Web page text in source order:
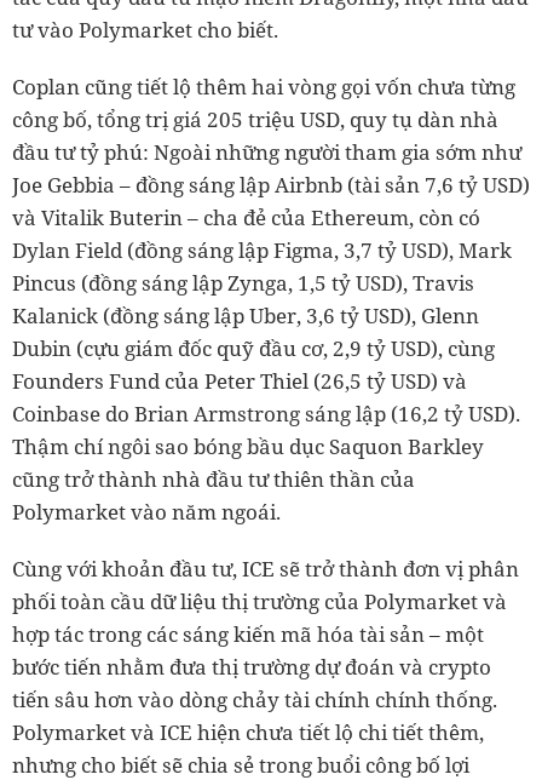
tư vào Polymarket cho biết.
Coplan cũng tiết lộ thêm hai vòng gọi vốn chưa từng
công bố, tổng trị giá 205 triệu USD, quy tụ dàn nhà
đầu tư tỷ phú: Ngoài những người tham gia sớm như
Joe Gebbia – đồng sáng lập Airbnb (tài sản 7,6 tỷ USD)
và Vitalik Buterin – cha đẻ của Ethereum, còn có
Dylan Field (đồng sáng lập Figma, 3,7 tỷ USD), Mark
Pincus (đồng sáng lập Zynga, 1,5 tỷ USD), Travis
Kalanick (đồng sáng lập Uber, 3,6 tỷ USD), Glenn
Dubin (cựu giám đốc quỹ đầu cơ, 2,9 tỷ USD), cùng
Founders Fund của Peter Thiel (26,5 tỷ USD) và
Coinbase do Brian Armstrong sáng lập (16,2 tỷ USD).
Thậm chí ngôi sao bóng bầu dục Saquon Barkley
cũng trở thành nhà đầu tư thiên thần của
Polymarket vào năm ngoái.
Cùng với khoản đầu tư, ICE sẽ trở thành đơn vị phân
phối toàn cầu dữ liệu thị trường của Polymarket và
hợp tác trong các sáng kiến mã hóa tài sản – một
bước tiến nhằm đưa thị trường dự đoán và crypto
tiến sâu hơn vào dòng chảy tài chính chính thống.
Polymarket và ICE hiện chưa tiết lộ chi tiết thêm,
nhưng cho biết sẽ chia sẻ trong buổi công bố lợi